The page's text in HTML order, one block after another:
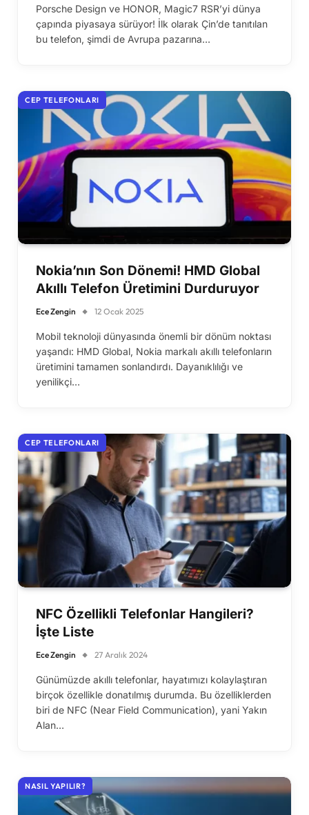
Porsche Design ve HONOR, Magic7 RSR’yi dünya
çapında piyasaya sürüyor! İlk olarak Çin’de tanıtılan
bu telefon, şimdi de Avrupa pazarına…
CEP TELEFONLARI
Nokia’nın Son Dönemi! HMD Global
Akıllı Telefon Üretimini Durduruyor
Ece Zengin 12 Ocak 2025
Mobil teknoloji dünyasında önemli bir dönüm noktası
yaşandı: HMD Global, Nokia markalı akıllı telefonların
üretimini tamamen sonlandırdı. Dayanıklılığı ve
yenilikçi…
CEP TELEFONLARI
NFC Özellikli Telefonlar Hangileri?
İşte Liste
Ece Zengin 27 Aralık 2024
Günümüzde akıllı telefonlar, hayatımızı kolaylaştıran
birçok özellikle donatılmış durumda. Bu özelliklerden
biri de NFC (Near Field Communication), yani Yakın
Alan…
NASIL YAPILIR?